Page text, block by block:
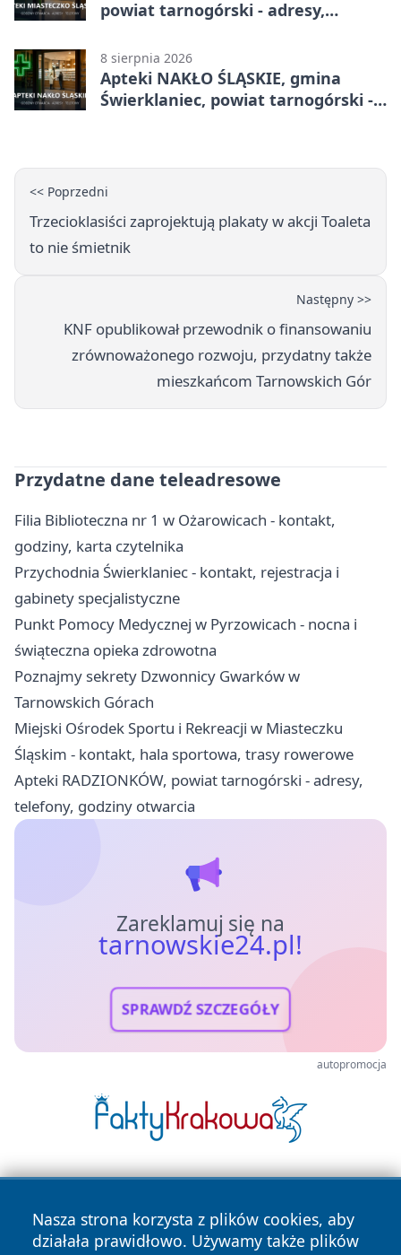
powiat tarnogórski - adresy,
8 sierpnia 2026
Apteki NAKŁO ŚLĄSKIE, gmina
Świerklaniec, powiat tarnogórski -
<< Poprzedni
Trzecioklasiści zaprojektują plakaty w akcji Toaleta
to nie śmietnik
Następny >>
KNF opublikował przewodnik o finansowaniu
zrównoważonego rozwoju, przydatny także
mieszkańcom Tarnowskich Gór
Przydatne dane teleadresowe
Filia Biblioteczna nr 1 w Ożarowicach - kontakt,
godziny, karta czytelnika
Przychodnia Świerklaniec - kontakt, rejestracja i
gabinety specjalistyczne
Punkt Pomocy Medycznej w Pyrzowicach - nocna i
świąteczna opieka zdrowotna
Poznajmy sekrety Dzwonnicy Gwarków w
Tarnowskich Górach
Miejski Ośrodek Sportu i Rekreacji w Miasteczku
Śląskim - kontakt, hala sportowa, trasy rowerowe
Apteki RADZIONKÓW, powiat tarnogórski - adresy,
telefony, godziny otwarcia
Zareklamuj się na
tarnowskie24.pl!
SPRAWDŹ SZCZEGÓŁY
autopromocja
Nasza strona korzysta z plików cookies, aby
działała prawidłowo. Używamy także plików